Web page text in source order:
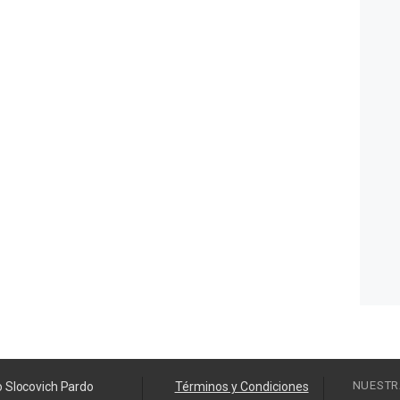
Slocovich Pardo Términos y Condiciones